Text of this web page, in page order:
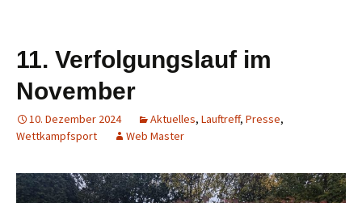
11. Verfolgungslauf im
November
10. Dezember 2024 Aktuelles, Lauftreff, Presse,
Wettkampfsport
Web Master